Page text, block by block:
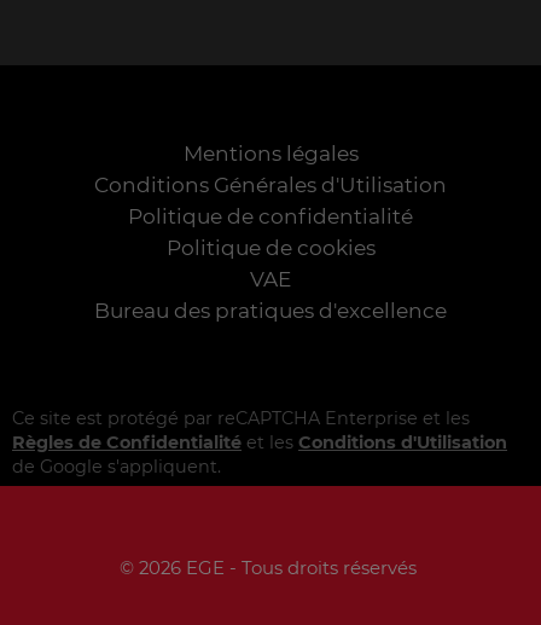
Mentions légales
Conditions Générales d'Utilisation
Politique de confidentialité
Politique de cookies
VAE
Bureau des pratiques d'excellence
Ce site est protégé par reCAPTCHA Enterprise et les
Règles de Confidentialité et les Conditions d'Utilisation
de Google s'appliquent.
© 2026 EGE - Tous droits réservés